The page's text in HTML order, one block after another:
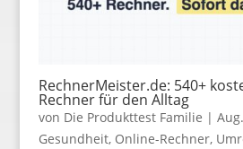
RechnerMeister.de: 540+
Rechner für den Alltag
von Die Produkttest Familie |
Gesundheit, Online-Rechner,